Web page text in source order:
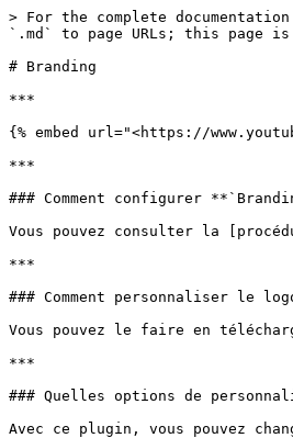
> For the complete
`.md` to page URLs; this page
# Branding
***
{% embed url="<https://
***
### Comment configurer
Vous pouvez consulter la
***
### Comment personnaliser le
Vous pouvez le faire en
***
### Quelles options de
Avec ce plugin, vous pouvez